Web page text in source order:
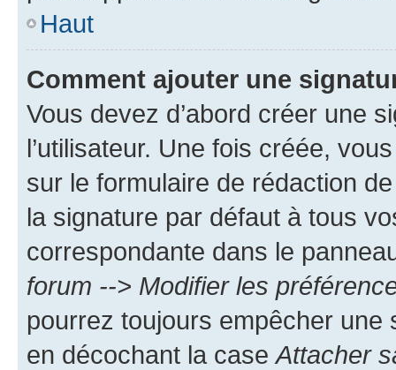
Haut
Comment ajouter une
Vous devez d’abord créer une
l’utilisateur. Une fois créée,
sur le formulaire de rédaction
la signature par défaut à tous
correspondante dans le
forum --> Modifier les
pourrez toujours empêcher une
en décochant la case Attacher